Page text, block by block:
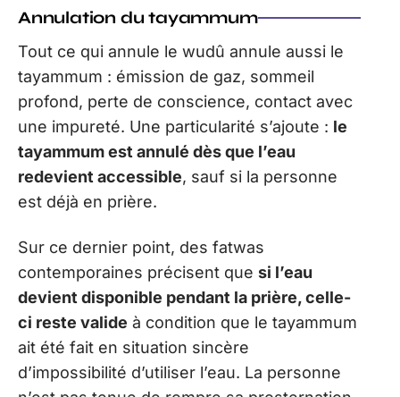
Annulation du tayammum
Tout ce qui annule le wudû annule aussi le
tayammum : émission de gaz, sommeil
profond, perte de conscience, contact avec
une impureté. Une particularité s’ajoute : le
tayammum est annulé dès que l’eau
redevient accessible, sauf si la personne
est déjà en prière.
Sur ce dernier point, des fatwas
contemporaines précisent que si l’eau
devient disponible pendant la prière, celle-
ci reste valide à condition que le tayammum
ait été fait en situation sincère
d’impossibilité d’utiliser l’eau. La personne